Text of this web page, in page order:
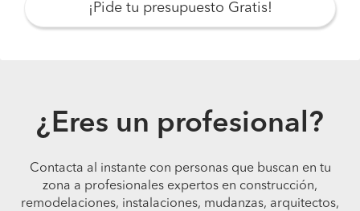
¡Pide tu presupuesto Gratis!
¿Eres un profesional?
Contacta al instante con personas que buscan en tu
zona a profesionales expertos en construcción,
remodelaciones, instalaciones, mudanzas, arquitectos,